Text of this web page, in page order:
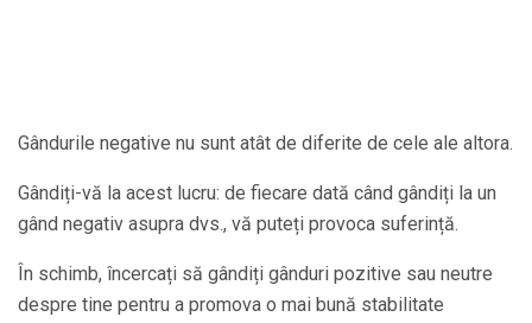
Gândurile negative nu sunt atât de diferite de cele ale altora.
Gândiți-vă la acest lucru: de fiecare dată când gândiți la un
gând negativ asupra dvs., vă puteți provoca suferință.
În schimb, încercați să gândiți gânduri pozitive sau neutre
despre tine pentru a promova o mai bună stabilitate